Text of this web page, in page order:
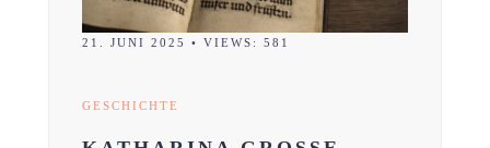
21. JUNI 2025 • VIEWS: 581
GESCHICHTE